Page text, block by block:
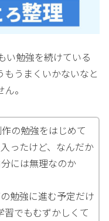
い勉強を続けている
もうまくいかないなと
。
の勉強をはじめて
ったけど、なんだか
には無理なのか
勉強に進む予定だけ
習でもむずかしくて